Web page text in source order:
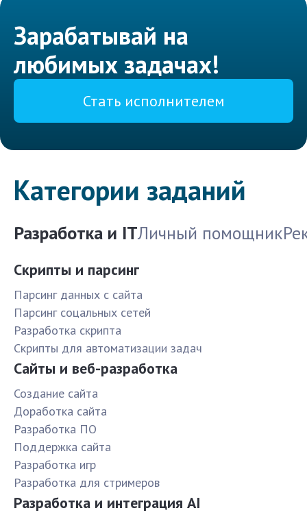
Зарабатывай на
любимых задачах!
Стать исполнителем
Категории заданий
Разработка и ITЛичный помощник
Скрипты и парсинг
Парсинг данных с сайта
Парсинг соцальных сетей
Разработка скрипта
Скрипты для автоматизации задач
Сайты и веб-разработка
Создание сайта
Доработка сайта
Разработка ПО
Поддержка сайта
Разработка игр
Разработка для стримеров
Разработка и интеграция AI